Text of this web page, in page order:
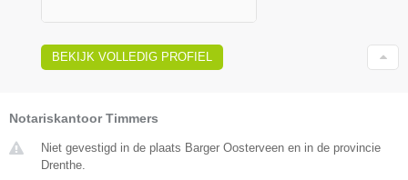
BEKIJK VOLLEDIG PROFIEL
Notariskantoor Timmers
Niet gevestigd in de plaats Barger Oosterveen en in de provincie
Drenthe.